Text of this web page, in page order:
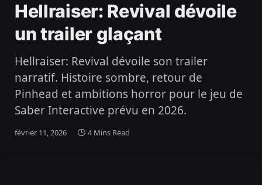
Hellraiser: Revival dévoile
un trailer glaçant
Hellraiser: Revival dévoile son trailer
narratif. Histoire sombre, retour de
Pinhead et ambitions horror pour le jeu de
Saber Interactive prévu en 2026.
février 11, 2026 4 Mins Read